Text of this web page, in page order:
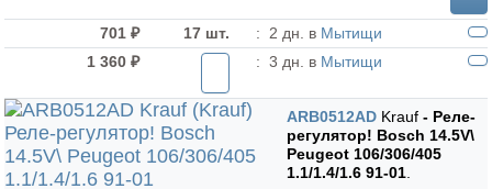
701 ₽ 17 шт. : 2 дн. в Мытищи
1 360 ₽
: 3 дн. в Мытищи
ARB0512AD Krauf- Реле-
регулятор! Bosch 14.5V\
Peugeot 106/306/405
1.1/1.4/1.6 91-01.